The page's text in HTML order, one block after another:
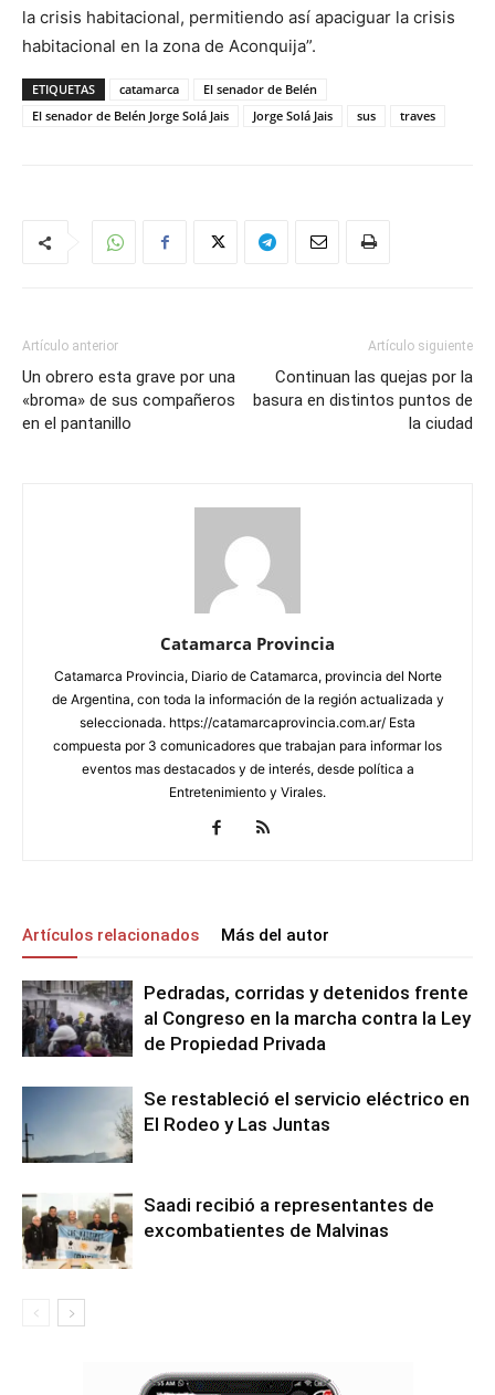
la crisis habitacional, permitiendo así apaciguar la crisis
habitacional en la zona de Aconquija”.
ETIQUETAS catamarca
El senador de Belén
El senador de Belén Jorge Solá Jais
Jorge Solá Jais sus traves
Artículo anterior
Un obrero esta grave por una
«broma» de sus compañeros
en el pantanillo
Artículo siguiente
Continuan las quejas por la
basura en distintos puntos de
la ciudad
Catamarca Provincia
Catamarca Provincia, Diario de Catamarca, provincia del Norte
de Argentina, con toda la información de la región actualizada y
seleccionada. https://catamarcaprovincia.com.ar/ Esta
compuesta por 3 comunicadores que trabajan para informar los
eventos mas destacados y de interés, desde política a
Entretenimiento y Virales.
Artículos relacionados Más del autor
Pedradas, corridas y detenidos frente
al Congreso en la marcha contra la Ley
de Propiedad Privada
Se restableció el servicio eléctrico en
El Rodeo y Las Juntas
Saadi recibió a representantes de
excombatientes de Malvinas